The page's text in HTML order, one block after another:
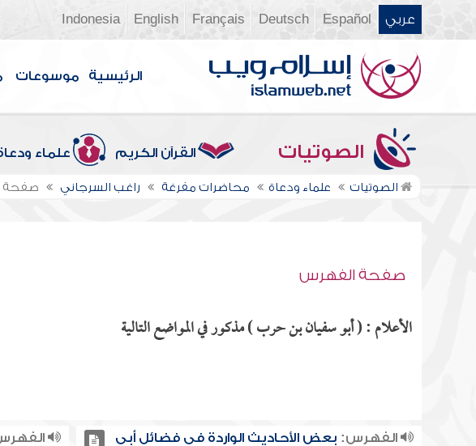
عربي Español
Deutsch
Français
English
Indonesia
الرئيسية موسوعات
الصوتيات القرآن الكريم علماء
الصوتيات علماء ودعاة محاضرات مفرغة راغب السرجاني صفحة
صفحة الفهرس
الأعلام : ( أبو سفيان بن حرب ) مذكور في المواضع التالية
الفهرس: بعض الأحاديث الواردة في فضائل أبي